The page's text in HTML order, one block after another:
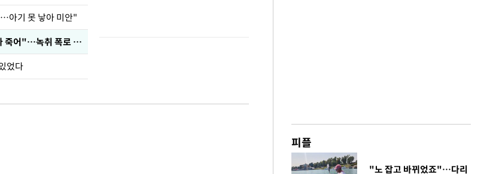
아기 못 낳아 미안"
차가원 "○○○ 까면 주변 다 죽어"…녹취 폭로 파장
었다
피플
"노 잡고 바뀌었죠"…다리